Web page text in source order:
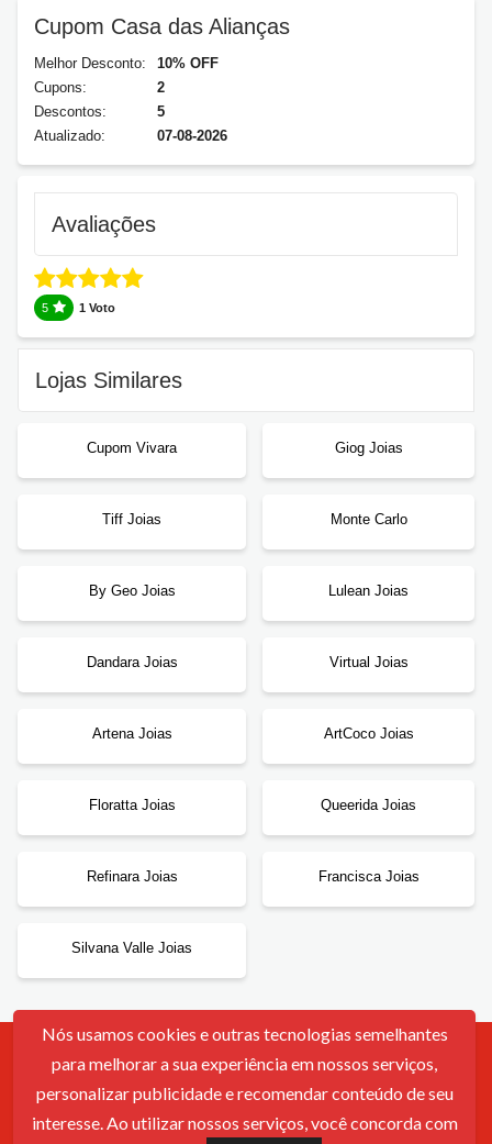
Cupom Casa das Alianças
Melhor Desconto:
10% OFF
Cupons:
2
Descontos:
5
Atualizado:
07-08-2026
Avaliações
5 1 Voto
Lojas Similares
Cupom Vivara Giog Joias
Tiff Joias Monte Carlo
By Geo Joias Lulean Joias
Dandara Joias Virtual Joias
Artena Joias ArtCoco Joias
Floratta Joias Queerida Joias
Refinara Joias Francisca Joias
Silvana Valle Joias
Contato Sobre Nós Política De Cookies Termos De Uso
© 2026 - Cupomzeiros - Cupons de desconto.
Nós usamos cookies e outras tecnologias semelhantes
para melhorar a sua experiência em nossos serviços,
personalizar publicidade e recomendar conteúdo de seu
interesse. Ao utilizar nossos serviços, você concorda com